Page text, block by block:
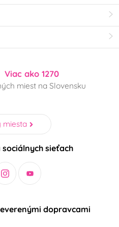
Viac ako 1270
miest na Slovensku
miesta
sieťach
dopravcami